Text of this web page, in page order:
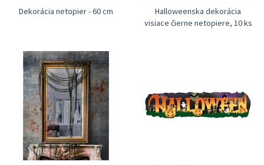
Dekorácia netopier - 60 cm
Halloweenska dekorácia
visiace čierne netopiere, 10 ks